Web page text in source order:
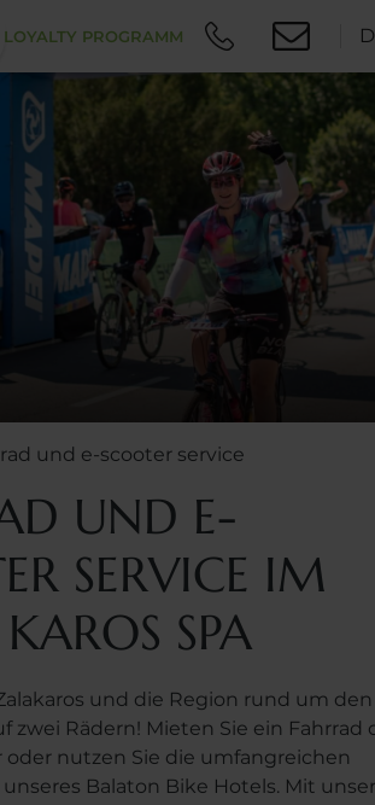
LOYALTY PROGRAMM
und e-scooter service
UND E-
SERVICE IM
SPA
und die Region rund um den
zwei Rädern! Mieten Sie ein Fahrrad
oder nutzen Sie die umfangreichen
unseres Balaton Bike Hotels. Mit